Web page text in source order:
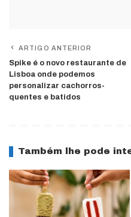
ARTIGO ANTERIOR
Spike é o novo restaurante de
Lisboa onde podemos
personalizar cachorros-
quentes e batidos
Também lhe pode